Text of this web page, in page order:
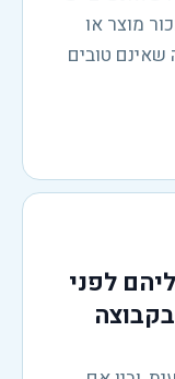
מוצר או
טובים
לפני